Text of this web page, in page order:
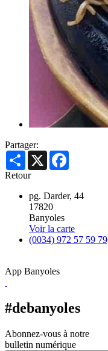
Partager:
Share X
Retour
pg. Darder, 44
17820
Banyoles
Voir la carte
(0034) 972 57 59 79
App Banyoles
#debanyoles
Abonnez-vous à notre
bulletin numérique